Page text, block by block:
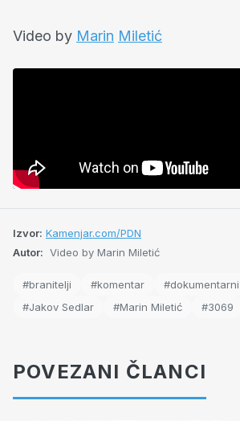
Video by Marin Miletić
Izvor: Kamenjar.com/PDN
Autor: Video by Marin Miletić
#branitelji #komentar
#Jakov Sedlar
#Marin Miletić #3069
POVEZANI ČLANCI